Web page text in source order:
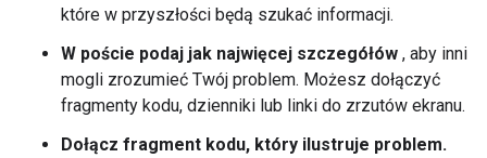
które w przyszłości będą szukać informacji.
W poście podaj jak najwięcej szczegółów , aby inni
mogli zrozumieć Twój problem. Możesz dołączyć
fragmenty kodu, dzienniki lub linki do zrzutów ekranu.
Dołącz fragment kodu, który ilustruje problem.